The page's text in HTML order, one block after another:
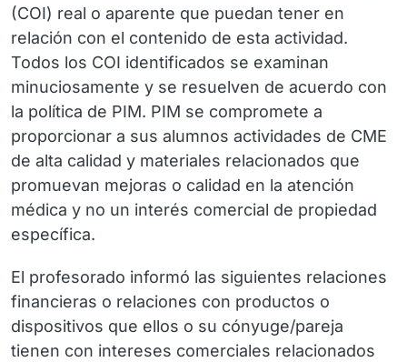
(COI) real o aparente que puedan tener en
relación con el contenido de esta actividad.
Todos los COI identificados se examinan
minuciosamente y se resuelven de acuerdo con
la política de PIM. PIM se compromete a
proporcionar a sus alumnos actividades de CME
de alta calidad y materiales relacionados que
promuevan mejoras o calidad en la atención
médica y no un interés comercial de propiedad
específica.
El profesorado informó las siguientes relaciones
financieras o relaciones con productos o
dispositivos que ellos o su cónyuge/pareja
tienen con intereses comerciales relacionados